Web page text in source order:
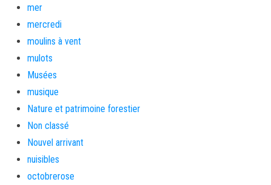
mer
mercredi
moulins à vent
mulots
Musées
musique
Nature et patrimoine forestier
Non classé
Nouvel arrivant
nuisibles
octobrerose